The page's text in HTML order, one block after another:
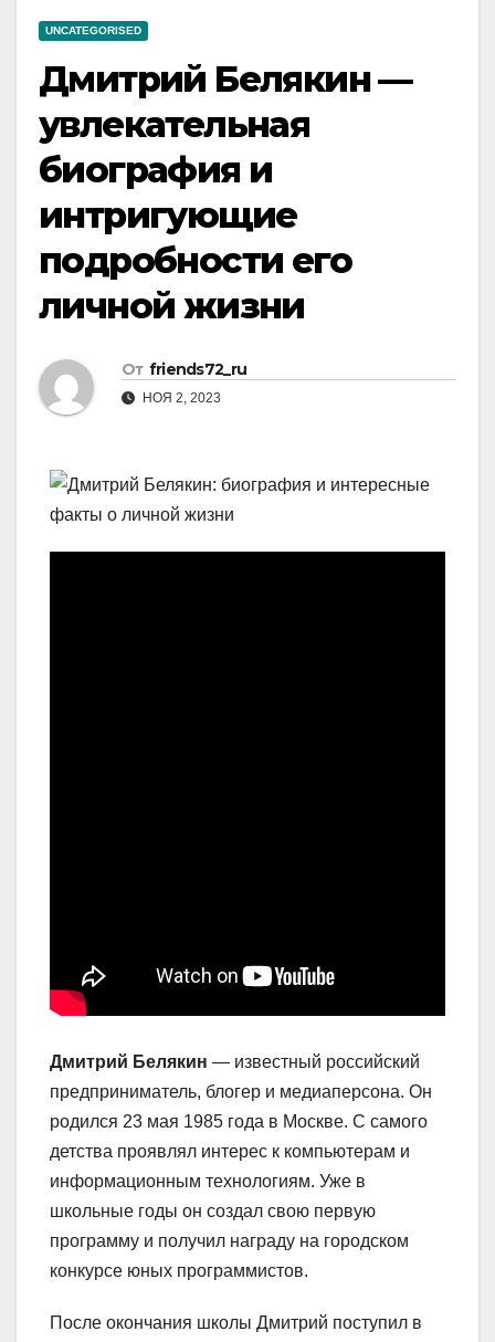
UNCATEGORISED
Дмитрий Белякин —
увлекательная
биография и
интригующие
подробности его
личной жизни
От friends72_ru
НОЯ 2, 2023
Дмитрий Белякин — известный российский
предприниматель, блогер и медиаперсона. Он
родился 23 мая 1985 года в Москве. С самого
детства проявлял интерес к компьютерам и
информационным технологиям. Уже в
школьные годы он создал свою первую
программу и получил награду на городском
конкурсе юных программистов.
После окончания школы Дмитрий поступил в